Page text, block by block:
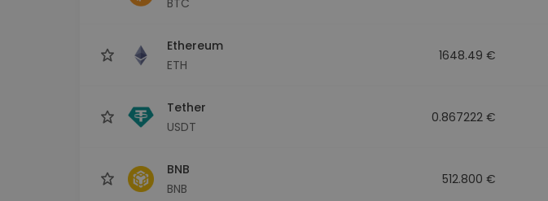
Ethereum
ETH
1648.49 €
Tether
USDT
0.867222 €
BNB
BNB
512.800 €